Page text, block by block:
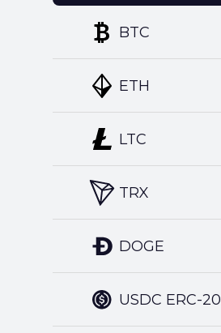
BTC
ETH
LTC
TRX
DOGE
USDC ERC-20